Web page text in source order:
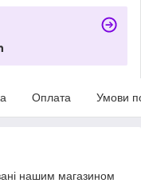
Оплата Умови
нашим магазином